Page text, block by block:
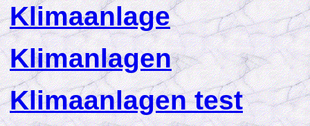
Klimaanlage
Klimanlagen
Klimaanlagen test